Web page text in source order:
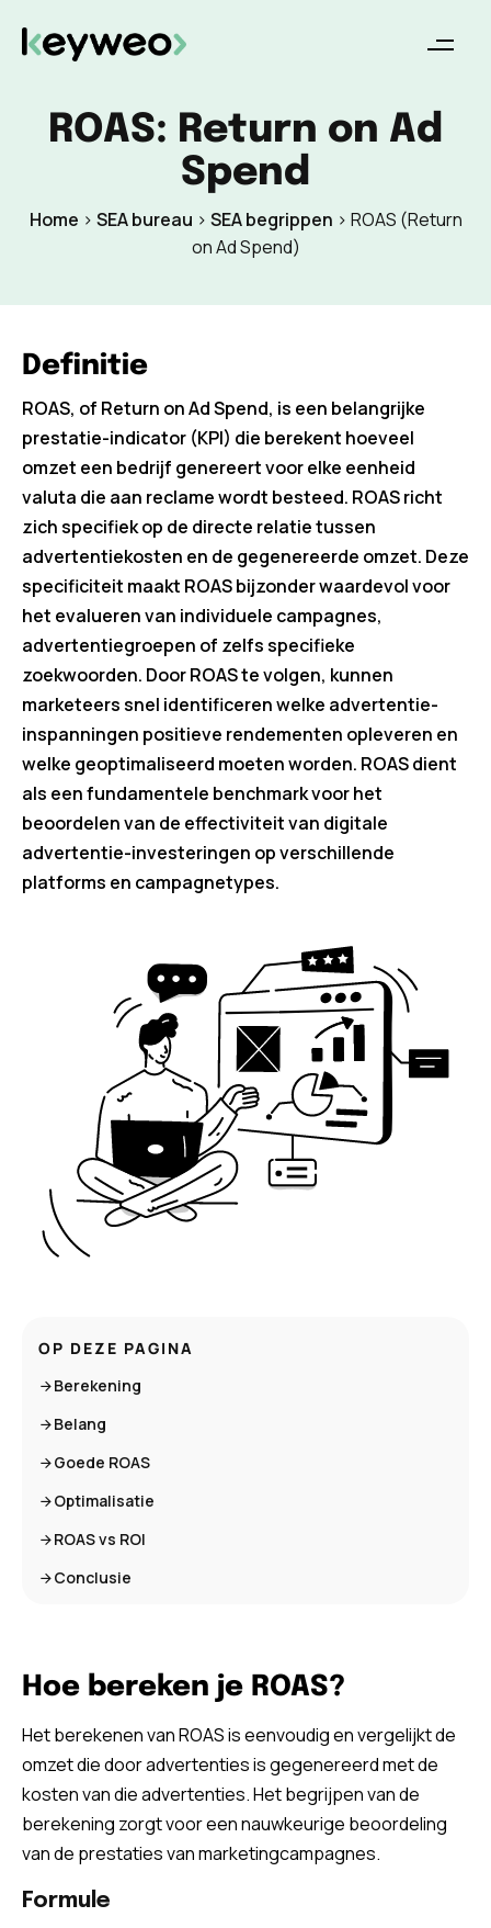
ROAS: Return on Ad
Spend
Home > SEA bureau > SEA begrippen > ROAS (Return
on Ad Spend)
Definitie
ROAS, of Return on Ad Spend, is een belangrijke
prestatie-indicator (KPI) die berekent hoeveel
omzet een bedrijf genereert voor elke eenheid
valuta die aan reclame wordt besteed. ROAS richt
zich specifiek op de directe relatie tussen
advertentiekosten en de gegenereerde omzet. Deze
specificiteit maakt ROAS bijzonder waardevol voor
het evalueren van individuele campagnes,
advertentiegroepen of zelfs specifieke
zoekwoorden. Door ROAS te volgen, kunnen
marketeers snel identificeren welke advertentie-
inspanningen positieve rendementen opleveren en
welke geoptimaliseerd moeten worden. ROAS dient
als een fundamentele benchmark voor het
beoordelen van de effectiviteit van digitale
advertentie-investeringen op verschillende
platforms en campagnetypes.
OP DEZE PAGINA
Berekening
Belang
Goede ROAS
Optimalisatie
ROAS vs ROI
Conclusie
Hoe bereken je ROAS?
Het berekenen van ROAS is eenvoudig en vergelijkt de
omzet die door advertenties is gegenereerd met de
kosten van die advertenties. Het begrijpen van de
berekening zorgt voor een nauwkeurige beoordeling
van de prestaties van marketingcampagnes.
Formule